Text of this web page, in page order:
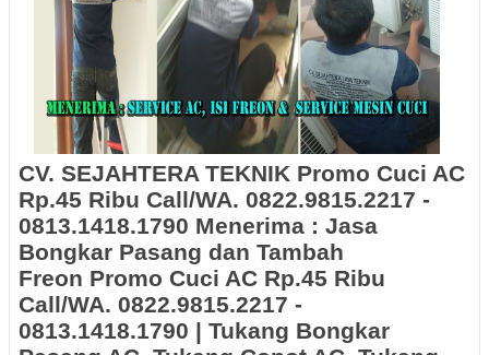
CV. SEJAHTERA TEKNIK Promo Cuci AC
Rp.45 Ribu Call/WA. 0822.9815.2217 -
0813.1418.1790 Menerima : Jasa
Bongkar Pasang dan Tambah
Freon Promo Cuci AC Rp.45 Ribu
Call/WA. 0822.9815.2217 -
0813.1418.1790 | Tukang Bongkar